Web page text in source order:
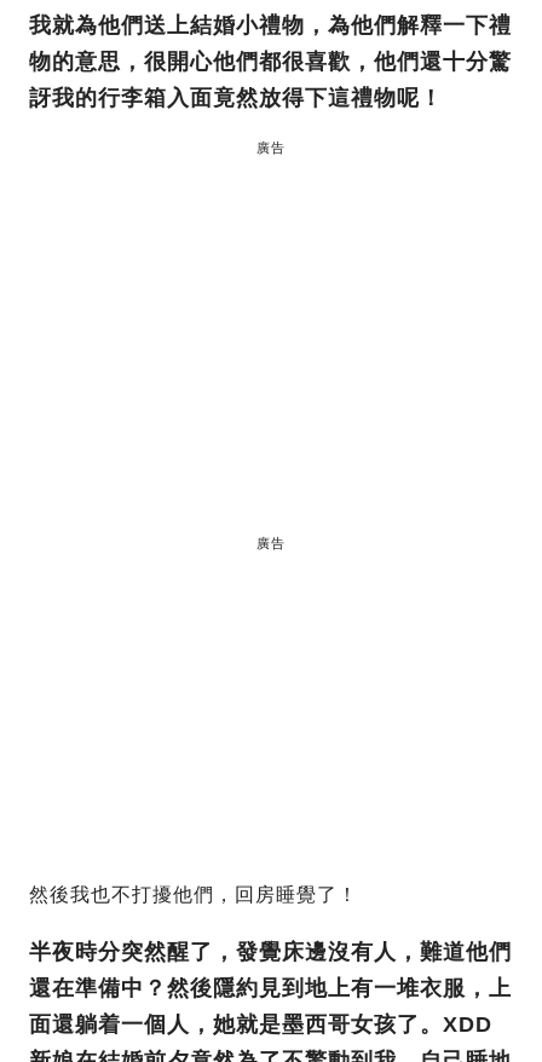
我就為他們送上結婚小禮物，為他們解釋一下禮
物的意思，很開心他們都很喜歡，他們還十分驚
訝我的行李箱入面竟然放得下這禮物呢！
廣告
廣告
然後我也不打擾他們，回房睡覺了！
半夜時分突然醒了，發覺床邊沒有人，難道他們
還在準備中？然後隱約見到地上有一堆衣服，上
面還躺着一個人，她就是墨西哥女孩了。XDD